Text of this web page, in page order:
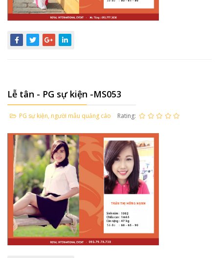
Lễ tân - PG sự kiện -MS053
PG sự kiện, người mẫu quảng cáo Rating: